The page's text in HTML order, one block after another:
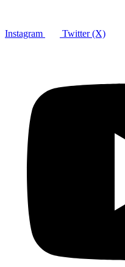
Instagram Twitter (X)